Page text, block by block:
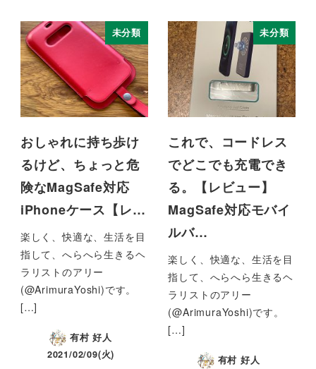
未分類
おしゃれに持ち歩け
るけど、ちょっと危
険なMagSafe対応
iPhoneケース【レ…
楽しく、快適な、生活を目
指して、へらへら生きるヘ
ラリストのアリー
(@ArimuraYoshi)です。
[…]
有村 好人
2021/02/09(火)
未分類
これで、コードレス
でどこでも充電でき
る。【レビュー】
MagSafe対応モバイ
ルバ…
楽しく、快適な、生活を目
指して、へらへら生きるヘ
ラリストのアリー
(@ArimuraYoshi)です。
[…]
有村 好人